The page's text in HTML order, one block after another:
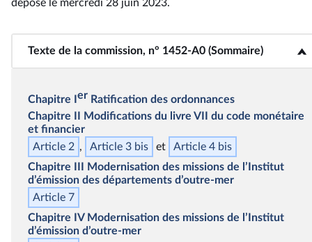
déposé le mercredi 28 juin 2023.
Texte de la commission, n° 1452-A0 (Sommaire)
<b>Texte de la commission, n° 1452-A0 (Sommaire)</b>
Chapitre I er Ratification des ordonnances
Chapitre II
Modifications du livre VII du code monétaire
et financier
Article 2
Article 3 bis Article 4 bis
Chapitre III
Modernisation des missions de l’Institut
d’émission des départements d’outre‑mer
Article 7
Chapitre IVModernisation des missions de l’Institut
d’émission d’outre‑mer